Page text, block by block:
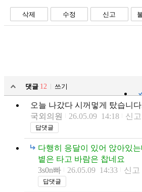
삭제 수정 신고
댓글 12
쓰기
오늘 나갔다 시꺼멓게 탔습니
국외의원
26.05.09 14:18 신고
답댓글
다행히 응달이 있어 앉아있는
볕은 타고 바람은 찹네요
3s0n빠
26.05.09 14:33 신고
답댓글